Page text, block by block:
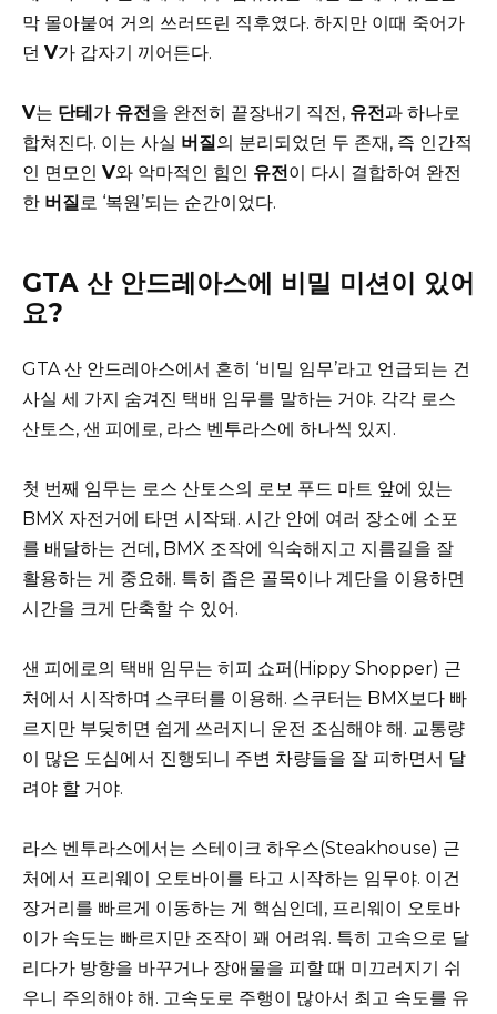
막 몰아붙여 거의 쓰러뜨린 직후였다. 하지만 이때 죽어가
던 V가 갑자기 끼어든다.
V는 단테가 유전을 완전히 끝장내기 직전, 유전과 하나로
합쳐진다. 이는 사실 버질의 분리되었던 두 존재, 즉 인간적
인 면모인 V와 악마적인 힘인 유전이 다시 결합하여 완전
한 버질로 ‘복원’되는 순간이었다.
GTA 산 안드레아스에 비밀 미션이 있어
요?
GTA 산 안드레아스에서 흔히 ‘비밀 임무’라고 언급되는 건
사실 세 가지 숨겨진 택배 임무를 말하는 거야. 각각 로스
산토스, 샌 피에로, 라스 벤투라스에 하나씩 있지.
첫 번째 임무는 로스 산토스의 로보 푸드 마트 앞에 있는
BMX 자전거에 타면 시작돼. 시간 안에 여러 장소에 소포
를 배달하는 건데, BMX 조작에 익숙해지고 지름길을 잘
활용하는 게 중요해. 특히 좁은 골목이나 계단을 이용하면
시간을 크게 단축할 수 있어.
샌 피에로의 택배 임무는 히피 쇼퍼(Hippy Shopper) 근
처에서 시작하며 스쿠터를 이용해. 스쿠터는 BMX보다 빠
르지만 부딪히면 쉽게 쓰러지니 운전 조심해야 해. 교통량
이 많은 도심에서 진행되니 주변 차량들을 잘 피하면서 달
려야 할 거야.
라스 벤투라스에서는 스테이크 하우스(Steakhouse) 근
처에서 프리웨이 오토바이를 타고 시작하는 임무야. 이건
장거리를 빠르게 이동하는 게 핵심인데, 프리웨이 오토바
이가 속도는 빠르지만 조작이 꽤 어려워. 특히 고속으로 달
리다가 방향을 바꾸거나 장애물을 피할 때 미끄러지기 쉬
우니 주의해야 해. 고속도로 주행이 많아서 최고 속도를 유